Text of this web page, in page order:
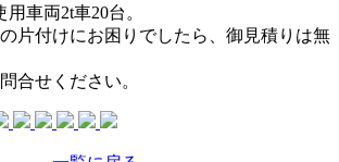
車両2t車20台。
片付けにお困りでしたら、御見積りは無
合せください。